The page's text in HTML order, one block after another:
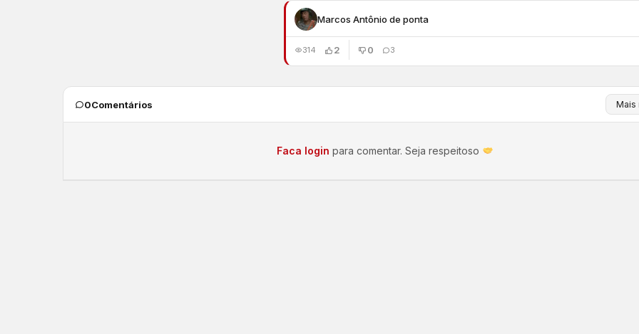
Marcos Antônio de ponta
314 2 0 3
0Comentários
Faca login para comentar. Seja respeitoso